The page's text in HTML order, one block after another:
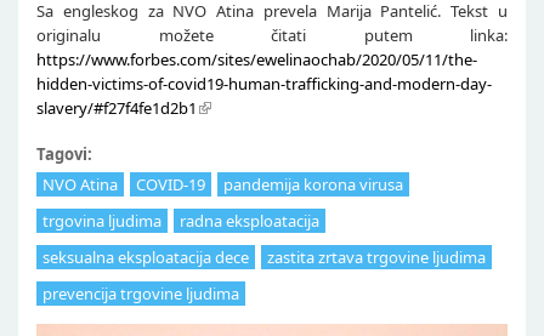
Sa engleskog za NVO Atina prevela Marija Pantelić. Tekst u
originalu možete čitati putem linka:
https://www.forbes.com/sites/ewelinaochab/2020/05/11/the-
hidden-victims-of-covid19-human-trafficking-and-modern-day-
slavery/#f27f4fe1d2b1
Tagovi:
NVO Atina
COVID-19
pandemija korona virusa
trgovina ljudima
radna eksploatacija
seksualna eksploatacija dece
zastita zrtava trgovine ljudima
prevencija trgovine ljudima